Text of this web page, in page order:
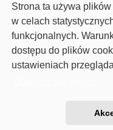
Strona ta używa
w celach
funkcjonalnych.
dostępu do plików
ustawieniach
Nie możeszodpowiadać
Nie możeszzmieniać
Nie możeszusuwać
Nie możeszdodawać
Strona główna